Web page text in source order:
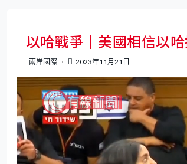
以哈戰爭｜美國相信以
兩岸國際 2023年11月21日